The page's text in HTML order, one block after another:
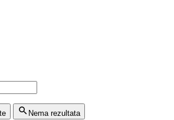
Nema rezultata